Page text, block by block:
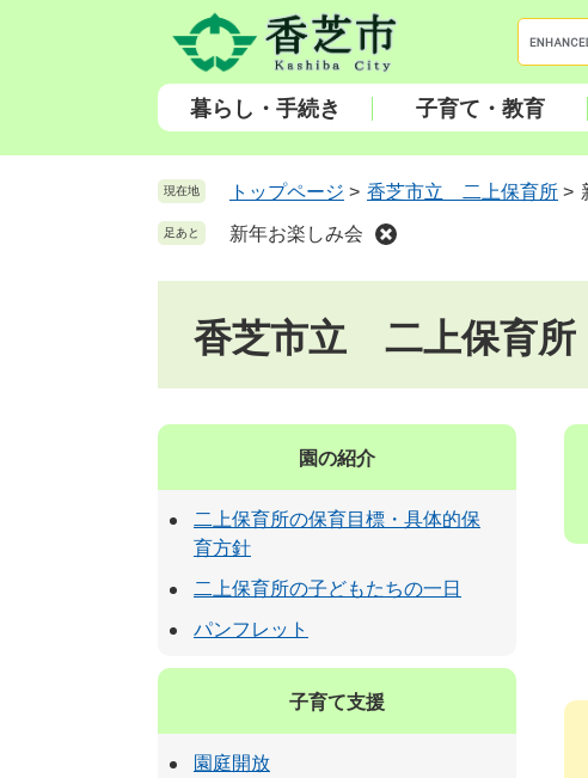
頭
飛
ー
ワ
ー
索
暮らし・手続き 子育て・教育
現在地 トップページ > 香芝市立 二上保育所 >
足あと 新年お楽しみ会
香芝市立 二上保育所
本
園の紹介
二上保育所の保育目標・具体的保
育方針
二上保育所の子どもたちの一日
パンフレット
子育て支援
園庭開放